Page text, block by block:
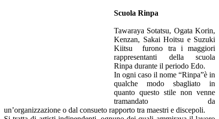
Scuola Rinpa
Tawaraya Sotatsu, Ogata Korin,
Kenzan, Sakai Hoitsu e Suzuki
Kiitsu furono tra i maggiori
rappresentanti della scuola
Rinpa durante il periodo Edo.
In ogni caso il nome “Rinpa”è in
qualche modo sbagliato in
quanto questo stile non venne
tramandato da
un’organizzazione o dal consueto rapporto tra maestri e discepoli.